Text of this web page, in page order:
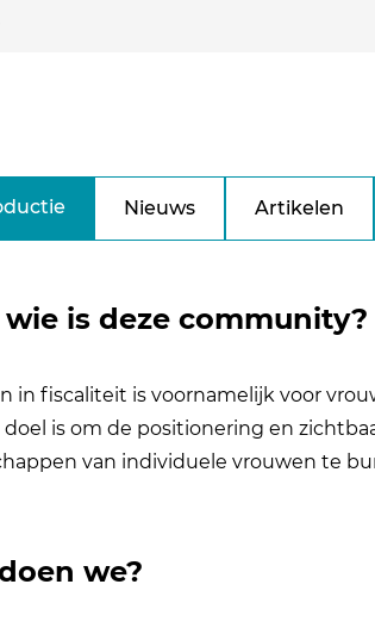
Nieuws Artikelen
wie is deze community?
in fiscaliteit is voornamelijk voor
doel is om de positionering en
van individuele vrouwen te
we?